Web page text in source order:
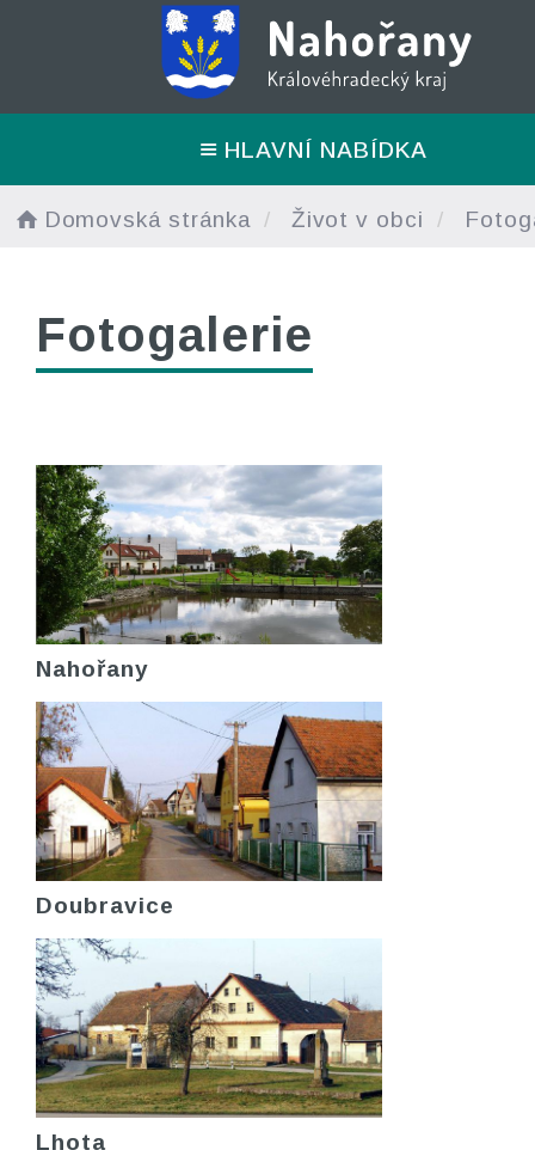
HLAVNÍ NABÍDKA
Domovská stránka Život v obci
Fotogalerie
Nahořany
Doubravice
Lhota